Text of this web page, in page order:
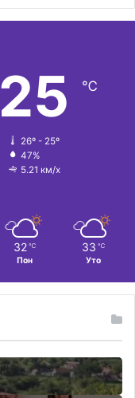
25 ℃
26º - 25º
47%
5.21 км/х
32 ℃
Пон
33 ℃
Уто